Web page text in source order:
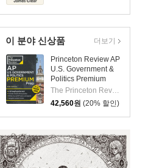
이 분야 신상품
Princeton Review AP
U.S. Government &
Politics Premium
Prep, 25th Edition: 6
Practice Tests +
Digital Practice
Online + Content
42,560원 (20% 할인)
더보기